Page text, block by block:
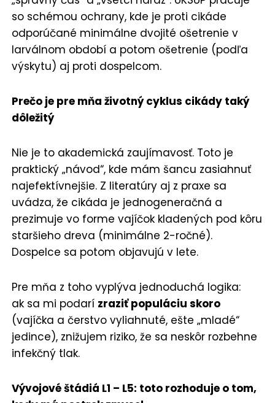
so schémou ochrany, kde je proti cikáde
odporúčané minimálne dvojité ošetrenie v
larválnom období a potom ošetrenie (podľa
výskytu) aj proti dospelcom.
Prečo je pre mňa životný cyklus cikády taký
dôležitý
Nie je to akademická zaujímavosť. Toto je
praktický „návod“, kde mám šancu zasiahnuť
najefektívnejšie. Z literatúry aj z praxe sa
uvádza, že cikáda je jednogeneračná a
prezimuje vo forme vajíčok kladených pod kôru
staršieho dreva (minimálne 2-ročné).
Dospelce sa potom objavujú v lete.
Pre mňa z toho vyplýva jednoduchá logika:
ak sa mi podarí zraziť populáciu skoro
(vajíčka a čerstvo vyliahnuté, ešte „mladé“
jedince), znižujem riziko, že sa neskôr rozbehne
infekčný tlak.
Vývojové štádiá L1 – L5: toto rozhoduje o tom,